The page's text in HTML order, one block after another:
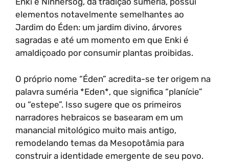
elementos notavelmente semelhantes ao
Jardim do Éden: um jardim divino, árvores
sagradas e até um momento em que Enki é
amaldiçoado por consumir plantas proibidas.
O próprio nome “Éden” acredita-se ter origem na
palavra suméria *Eden*, que significa “planície”
ou “estepe”. Isso sugere que os primeiros
narradores hebraicos se basearam em um
manancial mitológico muito mais antigo,
remodelando temas da Mesopotâmia para
construir a identidade emergente de seu povo.